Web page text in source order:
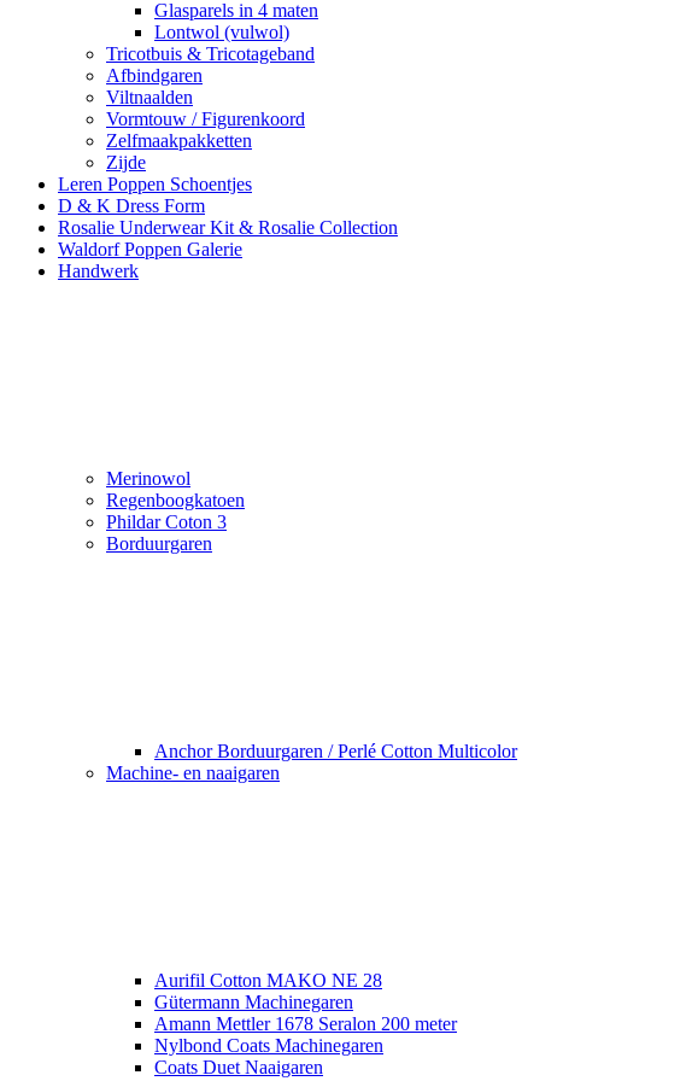
Glasparels in 4 maten
Lontwol (vulwol)
Tricotbuis & Tricotageband
Afbindgaren
Viltnaalden
Vormtouw / Figurenkoord
Zelfmaakpakketten
Zijde
Leren Poppen Schoentjes
D & K Dress Form
Rosalie Underwear Kit & Rosalie Collection
Waldorf Poppen Galerie
Handwerk
Merinowol
Regenboogkatoen
Phildar Coton 3
Borduurgaren
Anchor Borduurgaren / Perlé Cotton Multicolor
Machine- en naaigaren
Aurifil Cotton MAKO NE 28
Gütermann Machinegaren
Amann Mettler 1678 Seralon 200 meter
Nylbond Coats Machinegaren
Coats Duet Naaigaren